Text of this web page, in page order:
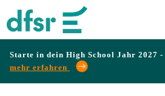
Starte in dein High School Jahr 2027 -
mehr erfahren